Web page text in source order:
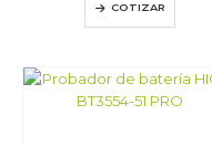
COTIZAR